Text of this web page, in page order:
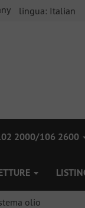
lingua: Italian
2000/106 2600
olio